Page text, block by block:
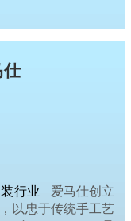
仕
行业
爱马仕创立
以忠于传统手工艺